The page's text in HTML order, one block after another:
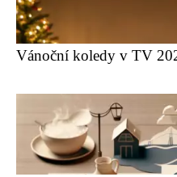
Vánoční koledy v TV